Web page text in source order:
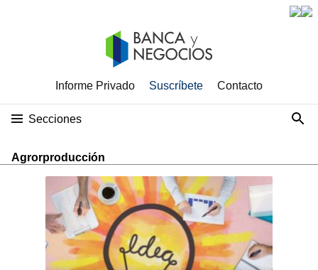
Informe Privado Suscríbete Contacto
Secciones
Agrorproducción